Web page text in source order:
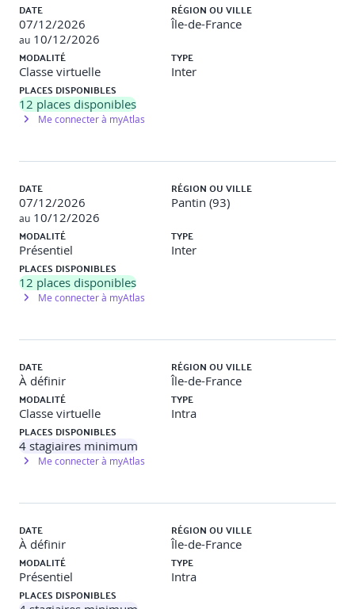
Assurer la conformité de ses sous-traitants
La règlementation relative au couplage des données
Les risques en cas de non-respect
PRÉSENTATION DES OUTILS DE DATAVIZ
Les libraries Python (Matplotlib, Pandas, Scikit-
Tableau et PowerBI
Utiliser les APIs pour la visualisation de données
RÉCUPÉRATION DES DONNÉES
Intégrer des données avec Python
VISUALISATION DE DONNÉES AVEC MATPLOTLIB
Pyplot
Commencer une session interactive
Tracé interactif avec l’état global de Pyplot
Configuration de Matplotlib
Définition de la taille de la figure
Axes et sous-tracés
Les graphiques à barres
Les nuages de points
Seaborn : facet_grid et PairGrid
DATE
07/12/2026
au 10/12/2026
RÉGION OU VILLE
Île-de-France
MODALITÉ
Classe virtuelle
TYPE
Inter
PLACES DISPONIBLES
12 places disponibles
Me connecter à myAtlas
DATE
07/12/2026
au 10/12/2026
RÉGION OU VILLE
Pantin (93)
MODALITÉ
Présentiel
TYPE
Inter
PLACES DISPONIBLES
12 places disponibles
Me connecter à myAtlas
DATE
À définir
RÉGION OU VILLE
Île-de-France
MODALITÉ
Classe virtuelle
TYPE
Intra
PLACES DISPONIBLES
4 stagiaires minimum
Me connecter à myAtlas
DATE
À définir
RÉGION OU VILLE
Île-de-France
MODALITÉ
Présentiel
TYPE
Intra
PLACES DISPONIBLES